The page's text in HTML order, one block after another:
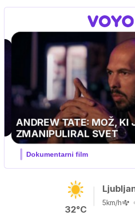
MOJ PRIJATELJ PINGVIN
Film meseca / družinski,
32°C
5km/h